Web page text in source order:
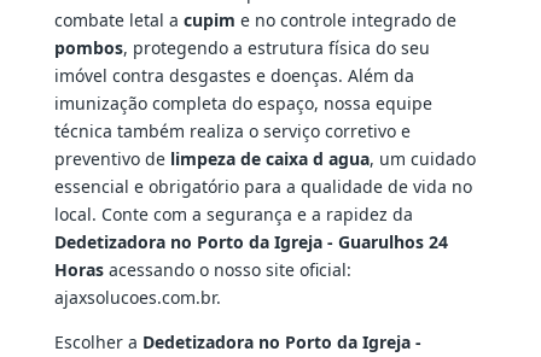
combate letal a cupim e no controle integrado de
pombos, protegendo a estrutura física do seu
imóvel contra desgastes e doenças. Além da
imunização completa do espaço, nossa equipe
técnica também realiza o serviço corretivo e
preventivo de limpeza de caixa d agua, um cuidado
essencial e obrigatório para a qualidade de vida no
local. Conte com a segurança e a rapidez da
Dedetizadora no Porto da Igreja - Guarulhos 24
Horasacessando o nosso site oficial:
ajaxsolucoes.com.br.
Escolher a Dedetizadora no Porto da Igreja -